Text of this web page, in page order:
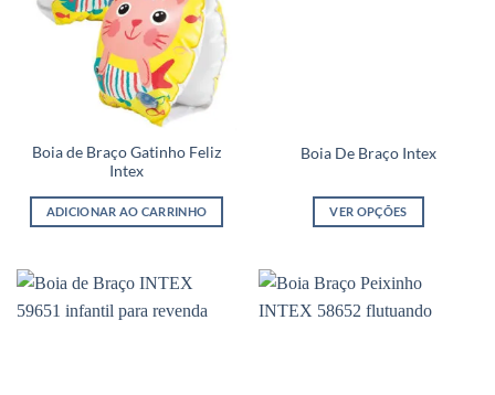
Boia de Braço Gatinho Feliz
Intex
ADICIONAR AO CARRINHO
Boia De Braço Intex
VER OPÇÕES
tem
várias